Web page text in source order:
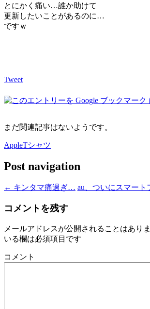
とにかく痛い…誰か助けて
更新したいことがあるのに…
ですｗ
Tweet
まだ関連記事はないようです。
AppleTシャツ
Post navigation
← キンタマ痛過ぎ… au、ついにスマート
コメントを残す
メールアドレスが公開されることはありま
いる欄は必須項目です
コメント